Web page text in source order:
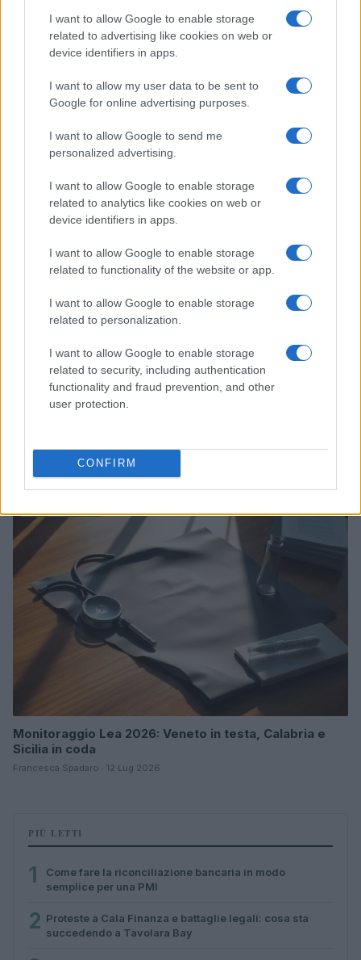
I want to allow Google to enable storage
related to advertising like cookies on web or
device identifiers in apps.
I want to allow my user data to be sent to
Google for online advertising purposes.
I want to allow Google to send me
personalized advertising.
I want to allow Google to enable storage
related to analytics like cookies on web or
device identifiers in apps.
I want to allow Google to enable storage
related to functionality of the website or app.
I want to allow Google to enable storage
related to personalization.
I want to allow Google to enable storage
related to security, including authentication
functionality and fraud prevention, and other
user protection.
CONFIRM
Borse europee in rosso: petrolio in rialzo e focus su
Federal Reserve
AI stanno influenzando l’economia globale
Monitoraggio Lea 2026: Veneto in testa, Calabria e
Sicilia in coda
Francesca Spadaro · 12 Lug 2026
PIÙ LETTI
1
Come fare la riconciliazione bancaria in modo
semplice per una PMI
2 Proteste a Cala Finanza e battaglie legali: cosa sta
succedendo a Tavolara Bay